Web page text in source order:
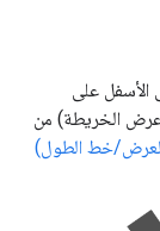
على
الخريطة) من
خط الطول)